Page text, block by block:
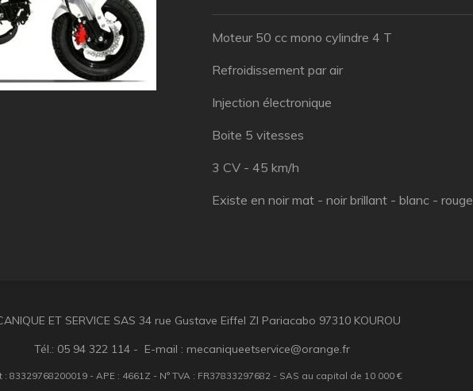
Moteur 50 cc mono cylindre 4 T
Refroidissement par air
Injection électronique
Boite 5 vitesses
3 CV - 45 km/h
Existe en noir mat - noir brillant - blanc - rouge
ET SERVICE SAS 34 rue Gustave Eiffel ZI Pariacabo 97310 KOUROU
Tél.: 05 94 322 114 - E-mail : mecaniqueetservice@orange.fr
: 83329768200019 - APE : 4661Z - N° TVA : FR37833297682 - SAS au capital de 10 000 €